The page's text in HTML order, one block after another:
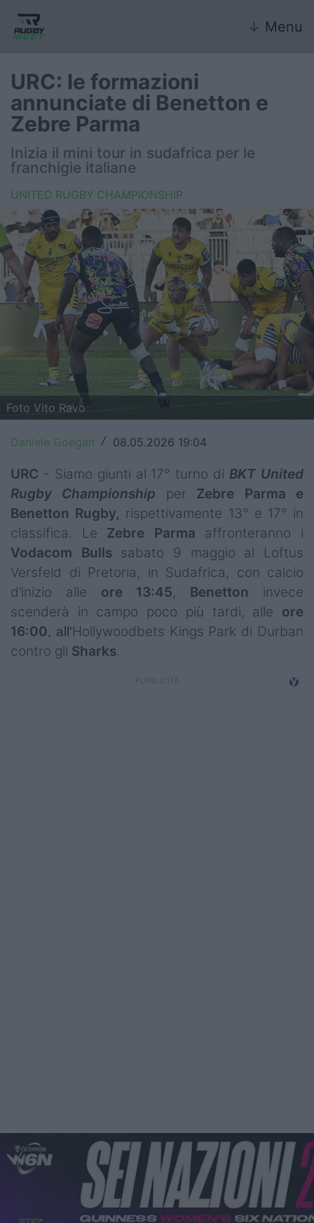
↓ Menu
Nazionale
Nazionali giovanili
Rugby Sevens
FIR
Internazionale
6 Nazioni
United Rugby Championship
Top14
Premiership
Champions Cup
Rugby World Cup
Super Rugby
Rugby in TV
Mercato
Serie A Elite
Campionati
URC: le formazioni
annunciate di Benetton e
Zebre Parma
Inizia il mini tour in sudafrica per le
franchigie italiane
UNITED RUGBY CHAMPIONSHIP
Foto Vito Ravo
Daniele Goegan / 08.05.2026 19:04
URC - Siamo giunti al 17° turno di BKT United
Rugby Championship per Zebre Parma e
Benetton Rugby, rispettivamente 13° e 17° in
classifica. Le Zebre Parma affronteranno i
Vodacom
Bullssabato 9 maggio al Loftus
Versfeld di Pretoria, in Sudafrica, con calcio
d’inizio alle ore 13:45, Benetton invece
scenderà in campo poco più tardi,
alle ore
16:00, all'Hollywoodbets Kings Park di Durban
contro gli Sharks.